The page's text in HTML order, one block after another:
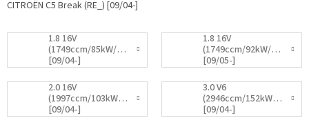
CITROËN C5 Break (RE_) [09/04-]
1.8 16V
(1749ccm/85kW/116HP)
[09/04-]
1.8 16V
(1749ccm/92kW/125HP)
[09/05-]
2.0 16V
(1997ccm/103kW/140HP)
[09/04-]
3.0 V6
(2946ccm/152kW/207HP)
[09/04-]